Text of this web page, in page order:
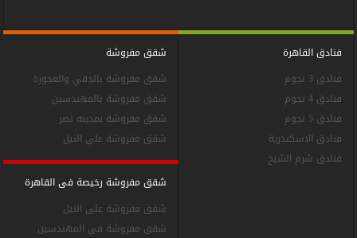
فنادق القاهرة
فنادق 3 نجوم
فنادق 4 نجوم
فنادق 5 نجوم
فنادق الاسكندرية
فنادق شرم الشيخ
شقق مفروشة
شقق مفروشة بالدقي والعجوزة
شقق مفروشة بالمهندسين
شقق مفروشة بمدينه نصر
شقق مفروشة علي النيل
شقق مفروشة رخيصة فى القاهرة
شقق مفروشة على النيل
شقق مفروشة في المهندسين